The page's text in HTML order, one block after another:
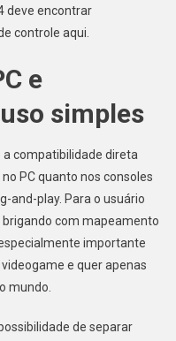
deve encontrar
controle aqui.
e
simples
a compatibilidade direta
PC quanto nos consoles
and-play. Para o usuário
com mapeamento
importante
e quer apenas
mundo.
de separar